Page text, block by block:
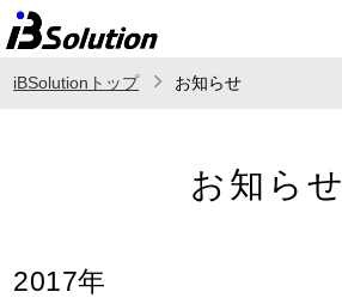
iBSolutionトップ お知らせ
お知らせ
2017年